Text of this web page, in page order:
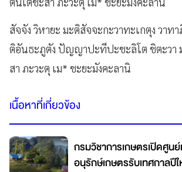
สัจจัง วิหายะ มะติสัจจะกะวาทะเกตุง วาท
ติอันธะภูตัง ปัญญาปะทีปะชะลิโต ชิตะวา
สา ภะวะตุ เม* ชะยะมังคะลานิ
เนื้อหาที่เกี่ยวข้อง
กรมวิชาการเกษตรเปิดศูนย์
อนุรักษ์เกษตรรับเทศกาลปี